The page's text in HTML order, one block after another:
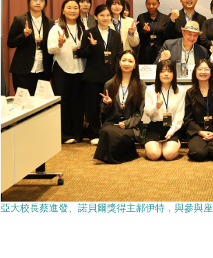
亞大校長蔡進發、諾貝爾獎得主郝伊特，與參與座